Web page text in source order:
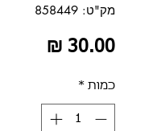
מק"ט: 858449
כמות *